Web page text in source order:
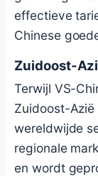
effectieve
Chinese
Zuidoost-
Terwijl VS-
Zuidoost-
wereldwijde
regionale
en wordt